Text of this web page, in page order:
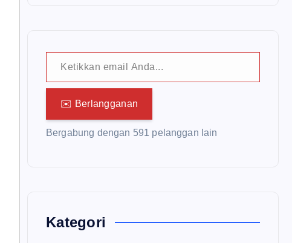
Ketikkan email Anda...
✉️ Berlangganan
Bergabung dengan 591 pelanggan lain
Kategori